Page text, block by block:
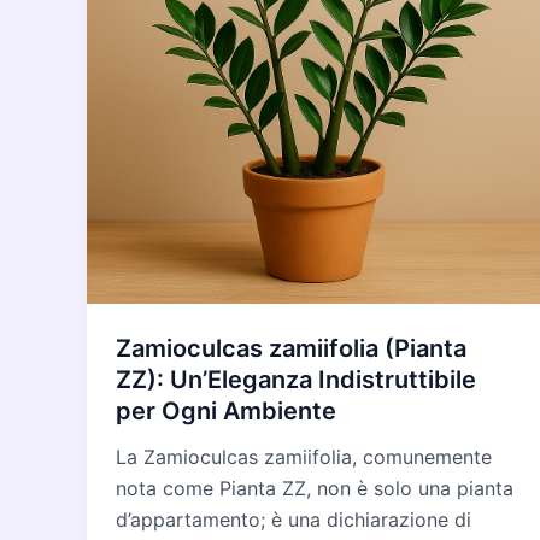
Zamioculcas zamiifolia (Pianta
ZZ): Un’Eleganza Indistruttibile
per Ogni Ambiente
La Zamioculcas zamiifolia, comunemente
nota come Pianta ZZ, non è solo una pianta
d’appartamento; è una dichiarazione di